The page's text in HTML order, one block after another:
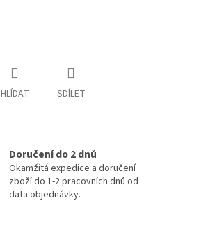
HLÍDAT SDÍLET
Doručení do 2 dnů
Okamžitá expedice a doručení
zboží do 1-2 pracovních dnů od
data objednávky.